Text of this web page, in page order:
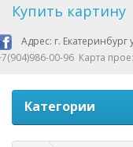
Купить картину
Адрес: г.
00-96 Карта
Категории